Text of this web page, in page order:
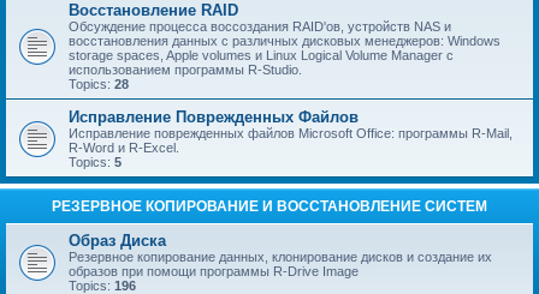
Восстановление RAID
Обсуждение процесса воссоздания RAID'ов, устройств NAS и
восстановления данных с различных дисковых менеджеров: Windows
storage spaces, Apple volumes и Linux Logical Volume Manager с
использованием программы R-Studio.
Topics: 28
Исправление Поврежденных Файлов
Исправление поврежденных файлов Microsoft Office: программы R-Mail,
R-Word и R-Excel.
Topics: 5
РЕЗЕРВНОЕ КОПИРОВАНИЕ И ВОССТАНОВЛЕНИЕ СИСТЕМ
Образ Диска
Резервное копирование данных, клонирование дисков и создание их
образов при помощи программы R-Drive Image
Topics: 196